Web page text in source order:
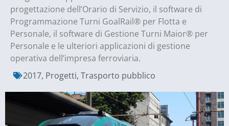
progettazione dell’Orario di Servizio, il software di
Programmazione Turni GoalRail® per Flotta e
Personale, il software di Gestione Turni Maior® per
Personale e le ulteriori applicazioni di gestione
operativa dell’impresa ferroviaria.
2017, Progetti, Trasporto pubblico